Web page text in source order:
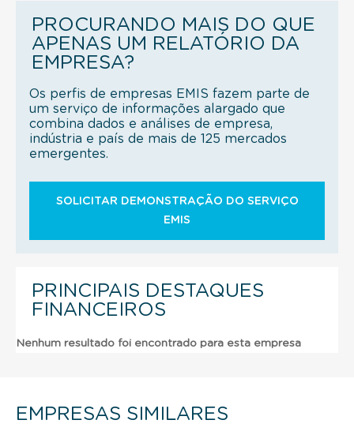
PROCURANDO MAIS DO QUE
APENAS UM RELATÓRIO DA
EMPRESA?
Os perfis de empresas EMIS fazem parte de
um serviço de informações alargado que
combina dados e análises de empresa,
indústria e país de mais de 125 mercados
emergentes.
SOLICITAR DEMONSTRAÇÃO DO SERVIÇO
EMIS
PRINCIPAIS DESTAQUES
FINANCEIROS
Nenhum resultado foi encontrado para esta empresa
EMPRESAS SIMILARES